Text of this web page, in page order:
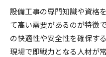
設備工事の専門知識や資格
て高い需要があるのが特徴
の快適性や安全性を確保す
現場で即戦力となる人材が